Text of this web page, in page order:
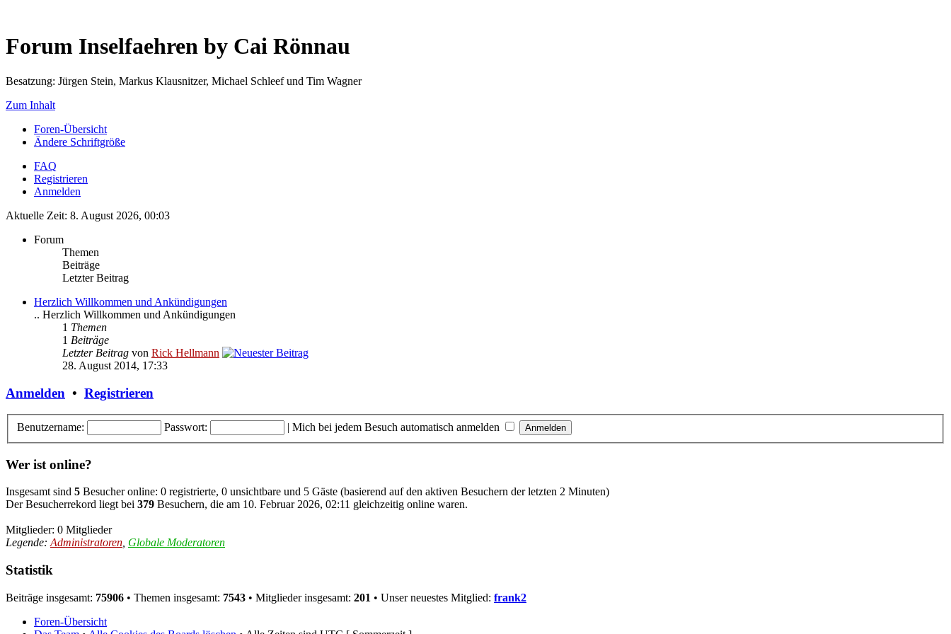
Forum Inselfaehren by Cai Rönnau
Besatzung: Jürgen Stein, Markus Klausnitzer, Michael Schleef und Tim Wagner
Zum Inhalt
Foren-Übersicht
Ändere Schriftgröße
FAQ
Registrieren
Anmelden
Aktuelle Zeit: 8. August 2026, 00:03
Forum
Themen
Beiträge
Letzter Beitrag
Herzlich Willkommen und Ankündigungen
.. Herzlich Willkommen und Ankündigungen
1 Themen
1 Beiträge
Letzter Beitrag von Rick Hellmann
28. August 2014, 17:33
Anmelden • Registrieren
Benutzername: Passwort: | Mich bei jedem Besuch automatisch anmelden
Wer ist online?
Insgesamt sind 5 Besucher online: 0 registrierte, 0 unsichtbare und 5 Gäste (basierend auf den aktiven Besuchern der letzten 2 Minuten)
Der Besucherrekord liegt bei 379 Besuchern, die am 10. Februar 2026, 02:11 gleichzeitig online waren.
Mitglieder: 0 Mitglieder
Legende: Administratoren Globale Moderatoren
Statistik
Beiträge insgesamt: 75906 • Themen insgesamt: 7543 • Mitglieder insgesamt: 201 • Unser neuestes Mitglied: frank2
Foren-Übersicht